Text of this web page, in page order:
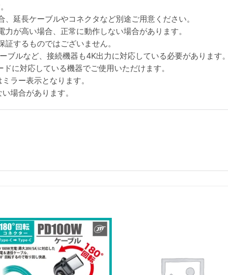
延長ケーブルやコネクタなど別途ご用意ください。
が高い場合、正常に動作しない場合があります。
するものではございません。
ブルなど、接続機器も4K出力に対応している必要があります
に対応している機器でご使用いただけます。
ラー表示となります。
場合があります。